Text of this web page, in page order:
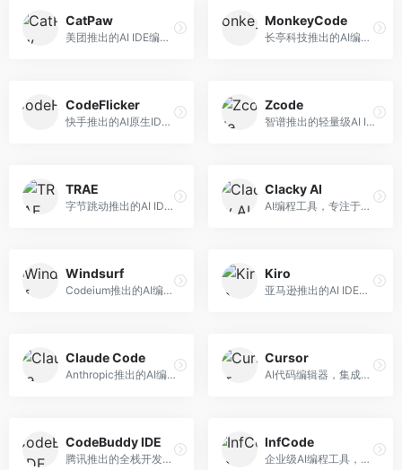
CatPaw
美团推出的AI IDE编程工具，专注于本地开发生态。面向开发者，提供智能代码补全、代码生成、项目管理等服务，本地开发体验好。
MonkeyCode
长亭科技推出的AI编程助手，专注于安全开发。面向开发者，提供代码生成、安全检测、漏洞修复等服务，安全开发能力强。
CodeFlicker
快手推出的AI原生IDE，专注于短视频相关开发。面向快手生态开发者，提供代码生成、调试辅助等服务，与快手开发生态深度整合。
Zcode
智谱推出的轻量级AI IDE，基于GLM模型。面向开发者，提供智能代码补全、代码生成、错误检测等服务，中文编程支持好。
TRAE
字节跳动推出的AI IDE编程工具，深度集成大模型能力。面向开发者，提供智能代码补全、代码解释、重构优化等服务，编程效率显著提升。
Clacky AI
AI编程工具，专注于代码智能生成与优化。面向开发者，提供代码生成、代码重构、错误修复等服务，编程效率高。
Windsurf
Codeium推出的AI编程工具，专注于代码智能辅助。面向开发者，提供代码补全、代码生成、代码解释等服务，多语言支持完善。
Kiro
亚马逊推出的AI IDE，深度整合AWS云服务。面向AWS开发者，提供代码生成、云服务集成、部署自动化等服务，与AWS生态无缝衔接。
Claude Code
Anthropic推出的AI编程工具，基于Claude模型。面向开发者，提供代码生成、代码审查、调试辅助等服务，代码质量高，推理能力强。
Cursor
AI代码编辑器，集成GPT-4模型，专注于智能编程辅助。面向开发者，提供代码生成、代码解释、错误修复等服务，编程体验流畅，开发效率高。
CodeBuddy IDE
腾讯推出的全栈开发AI IDE，整合腾讯云服务。面向开发者，提供代码生成、调试辅助、部署服务等功能，与腾讯云生态深度整合。
InfCode
企业级AI编程工具，专注于团队协作开发。面向企业开发团队，提供代码生成、代码审查、团队协作等服务，企业级功能完善。